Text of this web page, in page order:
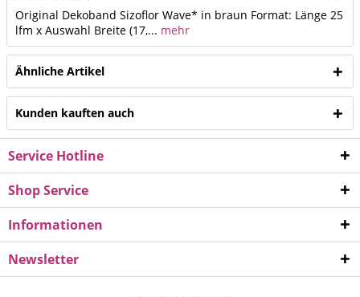
Original Dekoband Sizoflor Wave* in braun Format: Länge 25
lfm x Auswahl Breite (17,... mehr
Ähnliche Artikel
Kunden kauften auch
Service Hotline
Shop Service
Informationen
Newsletter